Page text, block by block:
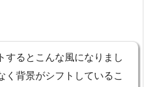
するとこんな風になりまし
く背景がシフトしているこ